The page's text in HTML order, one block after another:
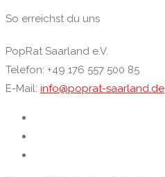
So erreichst du uns
PopRat Saarland e.V.
Telefon: +49 176 557 500 85
E-Mail: info@poprat-saarland.de